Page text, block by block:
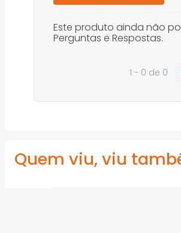
Este produto ainda não
Perguntas e Respostas.
1 - 0 de 0
Quem viu, viu